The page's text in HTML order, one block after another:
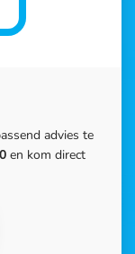
advies te
en kom direct